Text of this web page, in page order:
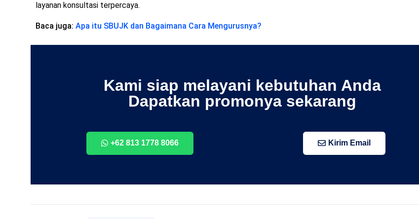
layanan konsultasi terpercaya.
Baca juga: Apa itu SBUJK dan Bagaimana Cara Mengurusnya?
Kami siap melayani kebutuhan Anda
Dapatkan promonya sekarang
+62 813 1778 8066 Kirim Email